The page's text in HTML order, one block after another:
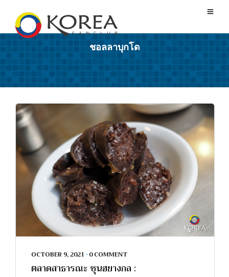
ชอลลาบุกโด
OCTOBER 9, 2021 • 0 COMMENT
ตลาดสาธารณะ ชุนฮยางกล :